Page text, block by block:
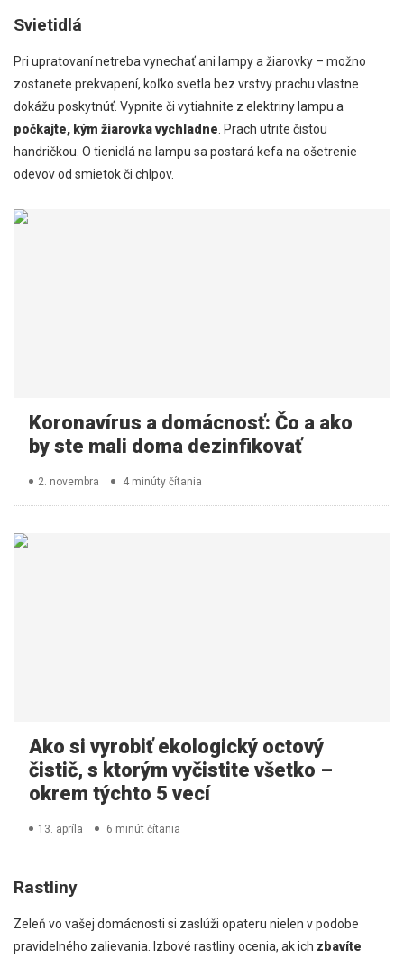
Svietidlá
Pri upratovaní netreba vynechať ani lampy a žiarovky – možno
zostanete prekvapení, koľko svetla bez vrstvy prachu vlastne
dokážu poskytnúť. Vypnite či vytiahnite z elektriny lampu a
počkajte, kým žiarovka vychladne. Prach utrite čistou
handričkou. O tienidlá na lampu sa postará kefa na ošetrenie
odevov od smietok či chlpov.
Koronavírus a domácnosť: Čo a ako
by ste mali doma dezinfikovať
2. novembra 4 minúty čítania
Ako si vyrobiť ekologický octový
čistič, s ktorým vyčistite všetko –
okrem týchto 5 vecí
13. apríla 6 minút čítania
Rastliny
Zeleň vo vašej domácnosti si zaslúži opateru nielen v podobe
pravidelného zalievania. Izbové rastliny ocenia, ak ich zbavíte